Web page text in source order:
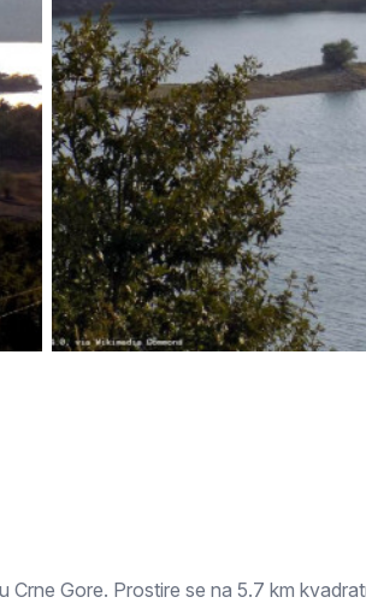
Jagodina
Varoš Valjevo
Pirot
Vršac
Leskovac
Senta Vrbas
Ljubovija
Bačka Topola Palić
Gore. Prostire se na 5.7 km